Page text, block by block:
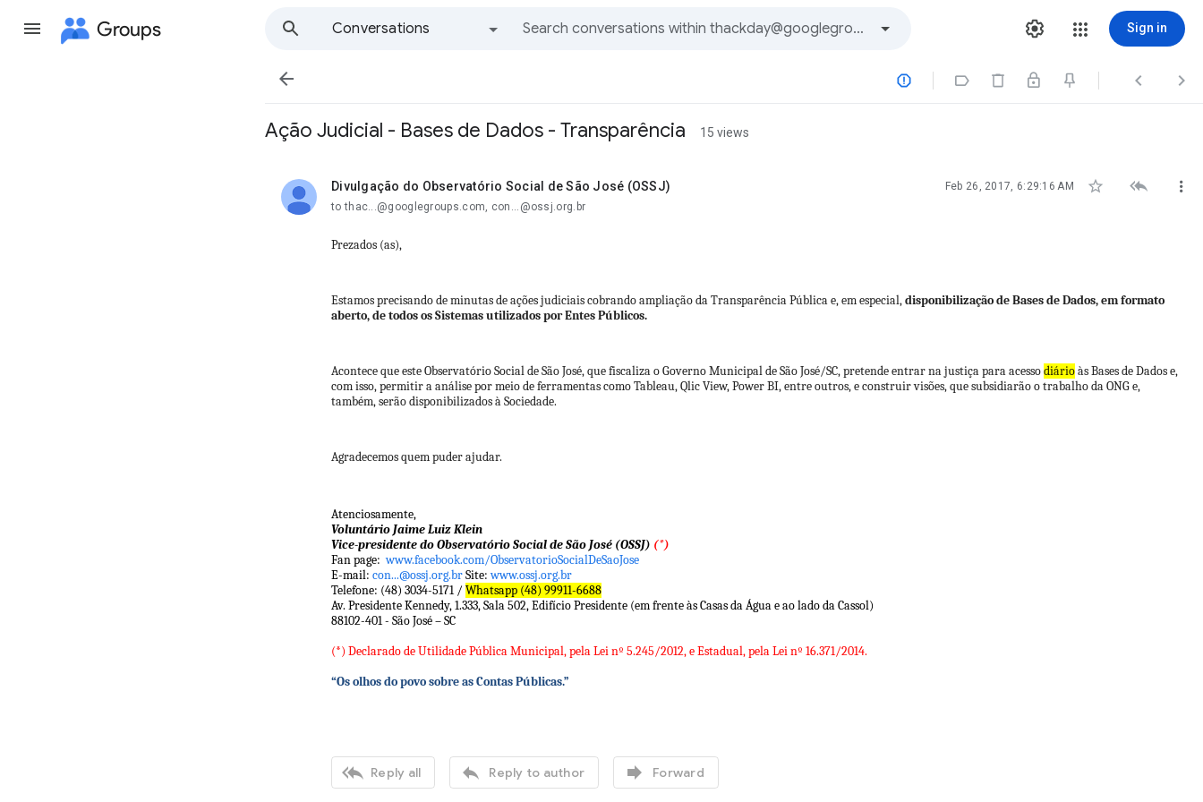
Groups
Conversations
Sign in
    
Ação Judicial - Bases de Dados - Transparência 15 views
Divulgação do Observatório Social de São José (OSSJ)
unread, Feb 26, 2017, 6:29:16 AM   
to thac...@googlegroups.com, con...@ossj.org.br
Prezados (as),
Estamos precisando de minutas de ações judiciais cobrando ampliação da Transparência Pública e, em especial,disponibilização de Bases de Dados, em formato
aberto, de todos os Sistemas utilizados por Entes Públicos.
Acontece que este Observatório Social de São José, que fiscaliza o Governo Municipal de São José/SC, pretende entrar na justiça para acessodiárioàs Bases de Dados e,
com isso, permitir a análise por meio de ferramentas como Tableau, Qlic View, Power BI, entre outros, e construir visões, que subsidiarão o trabalho da ONG e,
também, serão disponibilizados à Sociedade.
Agradecemos quem puder ajudar.
Atenciosamente,
Voluntário Jaime Luiz Klein
Vice-presidente do Observatório Social de São José (OSSJ) (*)
Fan page:www.facebook.com/ObservatorioSocialDeSaoJose
E-mail: con...@ossj.org.brSite:www.ossj.org.br
Telefone: (48) 3034-5171 / Whatsapp (48) 99911-6688
Av. Presidente Kennedy, 1.333, Sala 502, Edifício Presidente (em frente às Casas da Água e ao lado da Cassol)
88102-401 - São José – SC
(*) Declarado de Utilidade Pública Municipal, pela Lei nº 5.245/2012, e Estadual, pela Lei nº 16.371/2014.
“Os olhos do povo sobre as Contas Públicas.”
 Reply all  Reply to author  Forward